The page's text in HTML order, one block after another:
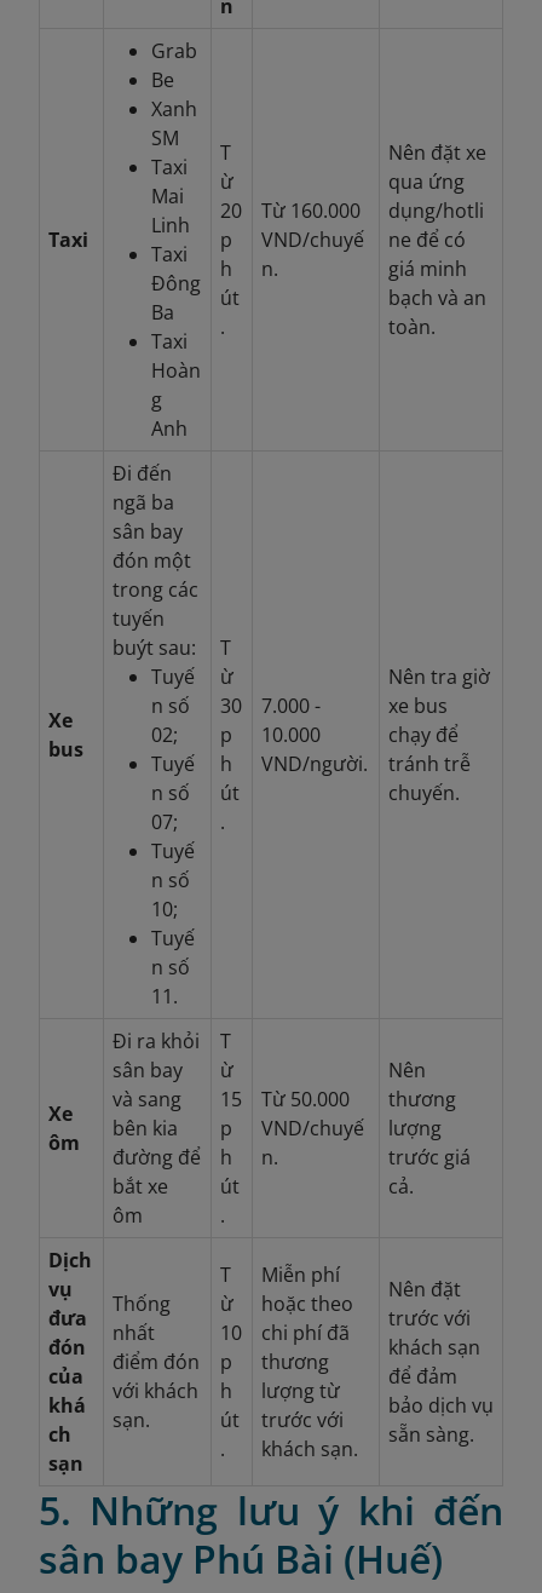
n
Taxi
Grab
Be
Xanh
SM
Taxi
Mai
Linh
Taxi
Đông
Ba
Taxi
Hoàn
g
Anh
T
ừ
20
p
h
út
.
Từ 160.000
VND/chuyế
n.
Nên đặt xe
qua ứng
dụng/hotli
ne để có
giá minh
bạch và an
toàn.
Xe
bus
Đi đến
ngã ba
sân bay
đón một
trong các
tuyến
buýt sau:
Tuyế
n số
02;
Tuyế
n số
07;
Tuyế
n số
10;
Tuyế
n số
11.
T
ừ
30
p
h
út
.
7.000 -
10.000
VND/người.
Nên tra giờ
xe bus
chạy để
tránh trễ
chuyến.
Xe
ôm
Đi ra khỏi
sân bay
và sang
bên kia
đường để
bắt xe
ôm
T
ừ
15
p
h
út
.
Từ 50.000
VND/chuyế
n.
Nên
thương
lượng
trước giá
cả.
Dịch
vụ
đưa
đón
của
khá
ch
sạn
Thống
nhất
điểm đón
với khách
sạn.
T
ừ
10
p
h
út
.
Miễn phí
hoặc theo
chi phí đã
thương
lượng từ
trước với
khách sạn.
Nên đặt
trước với
khách sạn
để đảm
bảo dịch vụ
sẵn sàng.
5. Những lưu ý khi đến
sân bay Phú Bài (Huế)